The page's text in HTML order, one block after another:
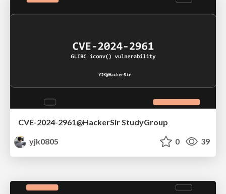
CVE-2024-2961@HackerSir StudyGroup
yjk0805
0 39